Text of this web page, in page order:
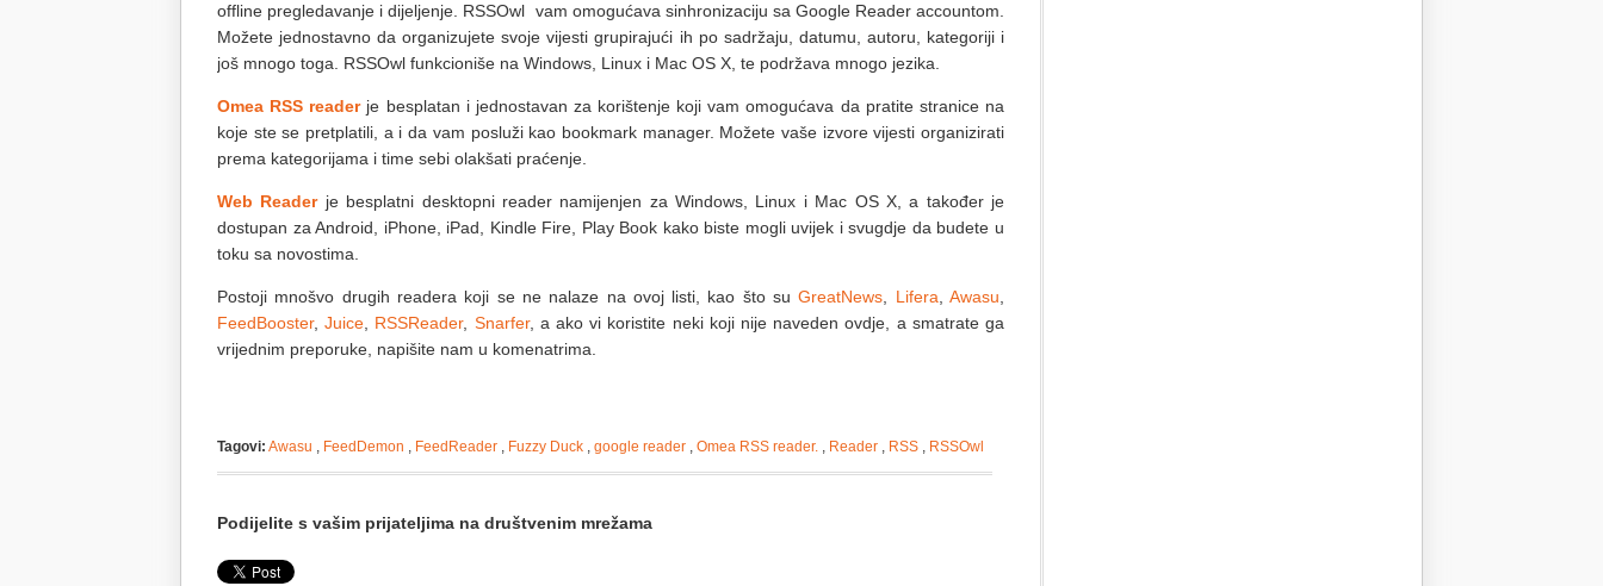
offline pregledavanje i dijeljenje. RSSOwl vam omogućava sinhronizaciju sa Google Reader accountom.
Možete jednostavno da organizujete svoje vijesti grupirajući ih po sadržaju, datumu, autoru, kategoriji i
još mnogo toga. RSSOwl funkcioniše na Windows, Linux i Mac OS X, te podržava mnogo jezika.
Omea RSS readerje besplatan i jednostavan za korištenje koji vam omogućava da pratite stranice na
koje ste se pretplatili, a i da vam posluži kao bookmark manager. Možete vaše izvore vijesti organizirati
prema kategorijama i time sebi olakšati praćenje.
Web Readerje besplatni desktopni reader namijenjen za Windows, Linux i Mac OS X, a također je
dostupan za Android, iPhone, iPad, Kindle Fire, Play Book kako biste mogli uvijek i svugdje da budete u
toku sa novostima.
Postoji mnošvo drugih readera koji se ne nalaze na ovoj listi, kao što suGreatNews Lifera Awasu
FeedBooster,Juice RSSReader, Snarfer, a ako vi koristite neki koji nije naveden ovdje, a smatrate ga
vrijednim preporuke, napišite nam u komenatrima.
Tagovi: Awasu , FeedDemon , FeedReader , Fuzzy Duck , google reader , Omea RSS reader. , Reader , RSS , RSSOwl
Podijelite s vašim prijateljima na društvenim mrežama